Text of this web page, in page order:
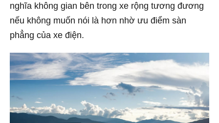
nghĩa không gian bên trong xe rộng tương đương
nếu không muốn nói là hơn nhờ ưu điểm sàn
phẳng của xe điện.